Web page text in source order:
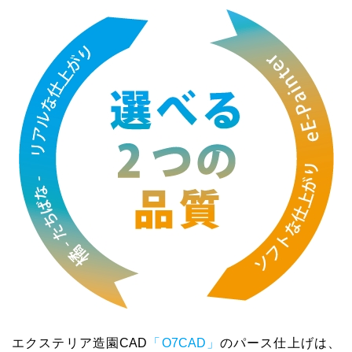
エクステリア造園CAD 「O7CAD」 のパース仕上げは、